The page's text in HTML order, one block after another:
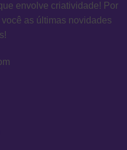
envolve criatividade! Por
as últimas novidades